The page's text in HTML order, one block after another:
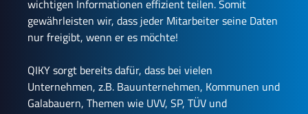
wichtigen Informationen effizient teilen. Somit
gewährleisten wir, dass jeder Mitarbeiter seine Daten
nur freigibt, wenn er es möchte!
QIKY sorgt bereits dafür, dass bei vielen
Unternehmen, z.B. Bauunternehmen, Kommunen und
Galabauern, Themen wie UVV, SP, TÜV und